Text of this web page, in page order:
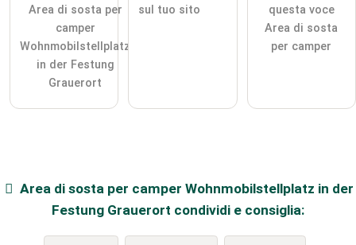
Area di sosta per
camper
Wohnmobilstellplatz
in der Festung
Grauerort
sul tuo sito
questa voce
Area di sosta
per camper
Area di sosta per camperWohnmobilstellplatz in der
Festung Grauerort condividi e consiglia: